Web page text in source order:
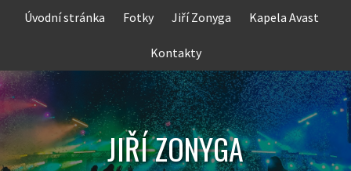
Úvodní stránka Fotky Jiří Zonyga Kapela Avast
Kontakty
JIŘÍ ZONYGA